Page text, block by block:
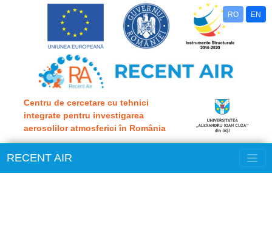
RO EN
Centru de cercetare cu tehnici
integrate pentru investigarea
aerosolilor atmosferici în România
RECENT AIR